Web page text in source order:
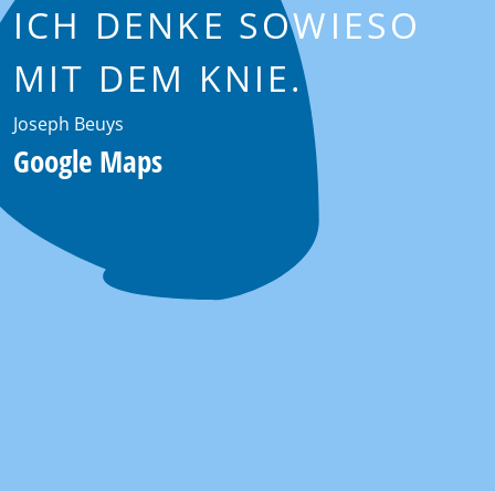
ICH DENKE SOWIESO
MIT DEM KNIE.
Joseph Beuys
Google Maps